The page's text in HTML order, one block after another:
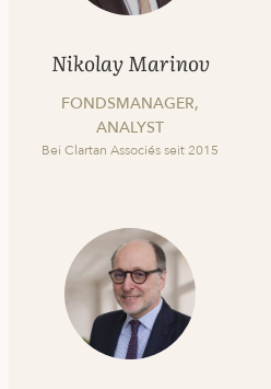
Nikolay Marinov
FONDSMANAGER,
ANALYST
Bei Clartan Associés seit 2015